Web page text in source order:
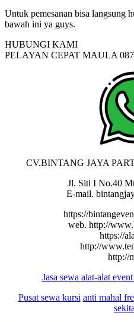
Untuk pemesanan bisa langsung
bawah ini ya guys.
HUBUNGI KAMI
PELAYAN CEPAT MAULA
CV.BINTANG JAYA
Jl. Siti I No.40
E-mail.
https://
web. http://
https://
http://
http://
Jasa sewa alat-alatevent
Pusat sewa kursi anti mahal